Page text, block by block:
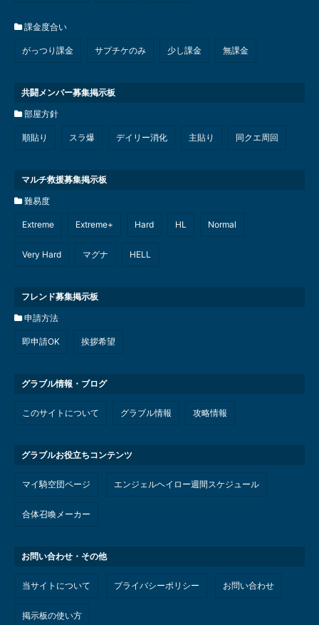
課金度合い
がっつり課金 サプチケのみ 少し課金 無課金
共闘メンバー募集掲示板
部屋方針
順貼り スラ爆 デイリー消化 主貼り 同クエ周回
マルチ救援募集掲示板
難易度
Extreme Extreme+ Hard HL Normal
Very Hard マグナ HELL
フレンド募集掲示板
申請方法
即申請OK 挨拶希望
グラブル情報・ブログ
このサイトについて グラブル情報 攻略情報
グラブルお役立ちコンテンツ
マイ騎空団ページ エンジェルヘイロー週間スケジュール
合体召喚メーカー
お問い合わせ・その他
当サイトについて プライバシーポリシー お問い合わせ
掲示板の使い方